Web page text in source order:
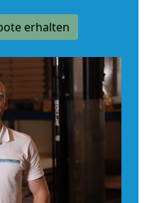
erhalten